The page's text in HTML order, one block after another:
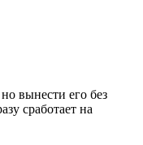
вынести его без
сработает на